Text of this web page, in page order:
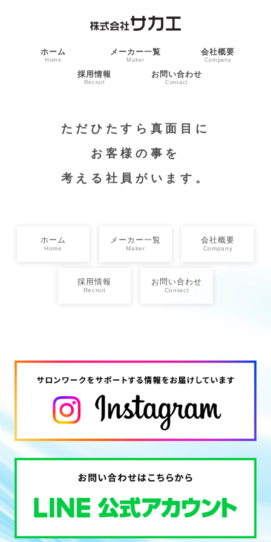
ホーム
Home
メーカー一覧
Maker
会社概要
Company
採用情報
Recruit
お問い合わせ
Contact
ただひたすら真面目に
お客様の事を
考える社員がいます。
ホーム
Home
メーカー一覧
Maker
会社概要
Company
採用情報
Recruit
お問い合わせ
Contact